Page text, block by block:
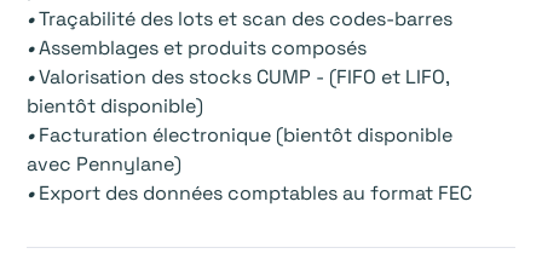
•Traçabilité des lots et scan des codes-barres
•Assemblages et produits composés
•Valorisation des stocks CUMP - (FIFO et LIFO,
bientôt disponible)
•Facturation électronique (bientôt disponible
avec Pennylane)
•Export des données comptables au format FEC